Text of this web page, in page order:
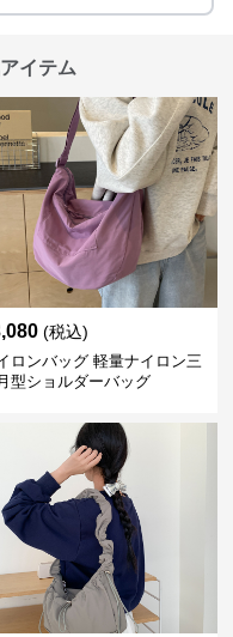
イテム
(税込)
ロンバッグ 軽量ナイロン三
型ショルダーバッグ